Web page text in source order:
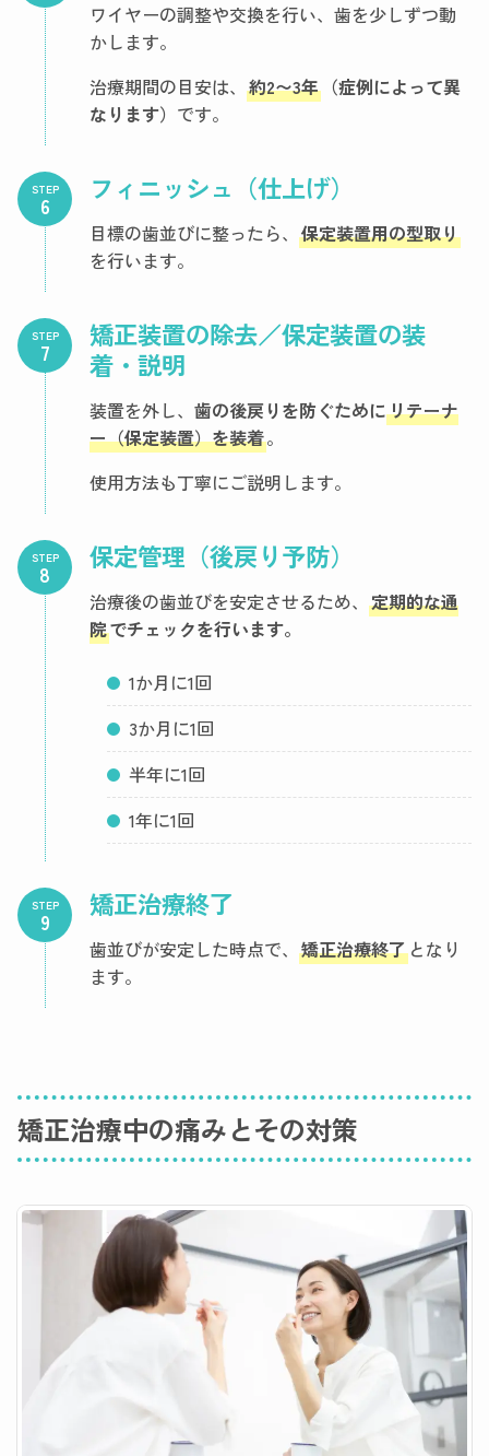
ワイヤーの調整や交換を行い、歯を少しずつ動
かします。
治療期間の目安は、 約2〜3年 （症例によって異
なります） です。
STEP フィニッシュ（仕上げ）
目標の歯並びに整ったら、 保定装置用の型取り
を行います。
STEP
矯正装置の除去／保定装置の装
着・説明
装置を外し、 歯の後戻りを防ぐためにリテーナ
ー（保定装置）を装着。
使用方法も丁寧にご説明します。
STEP 保定管理（後戻り予防）
治療後の歯並びを安定させるため、 定期的な通
院でチェックを行います。
1か月に1回
3か月に1回
半年に1回
1年に1回
STEP 矯正治療終了
歯並びが安定した時点で、 矯正治療終了 となり
ます。
矯正治療中の痛みとその対策